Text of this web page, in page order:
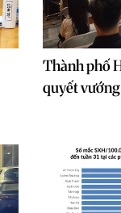
Thành phố
quyết